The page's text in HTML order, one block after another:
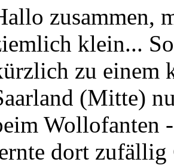
zusammen,
klein...
zu einem
(Mitte)
Wollofanten
dort zufällig